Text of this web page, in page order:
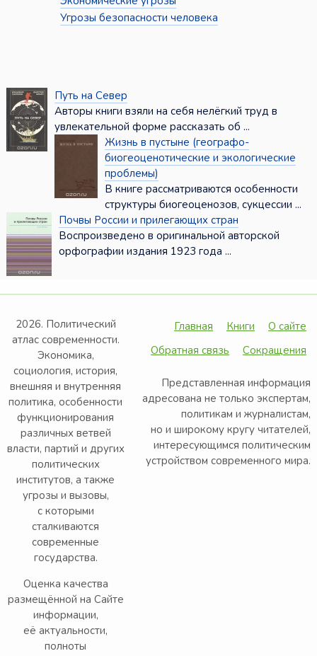
Угрозы безопасности человека
Путь на Север
Авторы книги взяли на себя нелёгкий труд в
увлекательной форме рассказать об ...
Жизнь в пустыне (географо-
биогеоценотические и экологические
проблемы)
В книге рассматриваются особенности
структуры биогеоценозов, сукцессии ...
Почвы России и прилегающих стран
Воспроизведено в оригинальной авторской
орфографии издания 1923 года ...
2026. Политический
атлас современности.
Экономика,
социология, история,
внешняя и внутренняя
политика, особенности
функционирования
различных ветвей
власти, партий и других
политических
институтов, а также
угрозы и вызовы,
с которыми
сталкиваются
современные
государства.
Оценка качества
размещённой на Сайте
информации,
её актуальности,
полноты
Главная Книги
О сайте
Обратная связь
Сокращения
Представленная информация
адресована не только экспертам,
политикам и журналистам,
но и широкому кругу читателей,
интересующимся политическим
устройством современного мира.